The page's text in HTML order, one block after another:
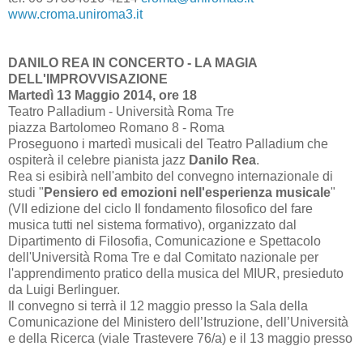
www.croma.uniroma3.it
DANILO REA IN CONCERTO - LA MAGIA
DELL'IMPROVVISAZIONE
Martedì 13 Maggio 2014, ore 18
Teatro Palladium - Università Roma Tre
piazza Bartolomeo Romano 8 - Roma
Proseguono i martedì musicali del Teatro Palladium che
ospiterà il celebre pianista jazz Danilo Rea.
Rea si esibirà nell'ambito del convegno internazionale di
studi " Pensiero ed emozioni nell'esperienza musicale"
(VII edizione del ciclo Il fondamento filosofico del fare
musica tutti nel sistema formativo), organizzato dal
Dipartimento di Filosofia, Comunicazione e Spettacolo
dell'Università Roma Tre e dal Comitato nazionale per
l'apprendimento pratico della musica del MIUR, presieduto
da Luigi Berlinguer.
Il convegno si terrà il 12 maggio presso la Sala della
Comunicazione del Ministero dell’Istruzione, dell’Università
e della Ricerca (viale Trastevere 76/a) e il 13 maggio presso